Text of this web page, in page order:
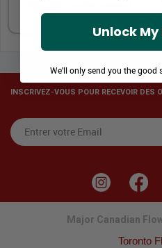
INSCRIVEZ-VOUS POUR RECEVOIR DES
Major Canadian
Toronto
Unlock
We'll only send you the good